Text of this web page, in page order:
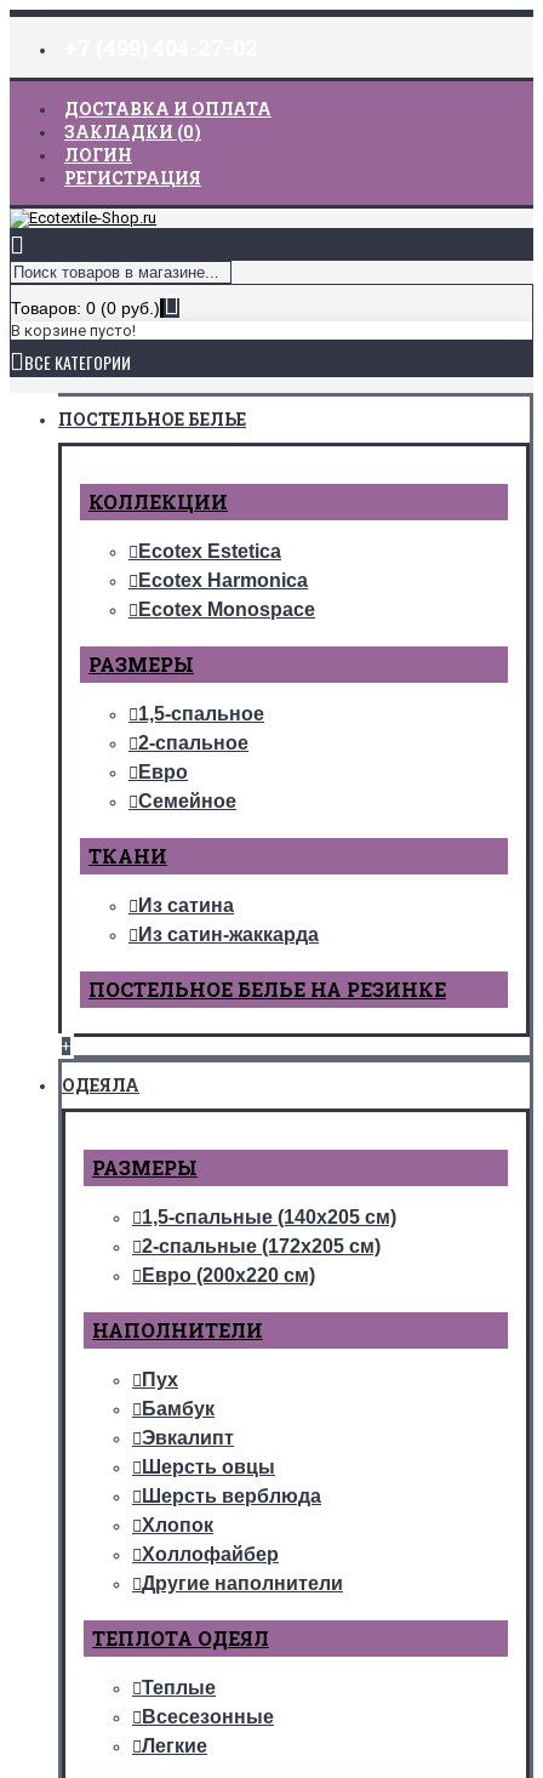
ДОСТАВКА И ОПЛАТА
ЗАКЛАДКИ (0)
ЛОГИН
РЕГИСТРАЦИЯ
Товаров: 0 (0 руб.)
В корзине пусто!
ВСЕ КАТЕГОРИИ
ПОСТЕЛЬНОЕ БЕЛЬЕ
КОЛЛЕКЦИИ
Ecotex Estetica
Ecotex Harmonica
Ecotex Monospace
РАЗМЕРЫ
1,5-спальное
2-спальное
Евро
Семейное
ТКАНИ
Из сатина
Из сатин-жаккарда
ПОСТЕЛЬНОЕ БЕЛЬЕ НА РЕЗИНКЕ
+
ОДЕЯЛА
РАЗМЕРЫ
1,5-спальные (140х205 см)
2-спальные (172х205 см)
Евро (200х220 см)
НАПОЛНИТЕЛИ
Пух
Бамбук
Эвкалипт
Шерсть овцы
Шерсть верблюда
Хлопок
Холлофайбер
Другие наполнители
ТЕПЛОТА ОДЕЯЛ
Теплые
Всесезонные
Легкие